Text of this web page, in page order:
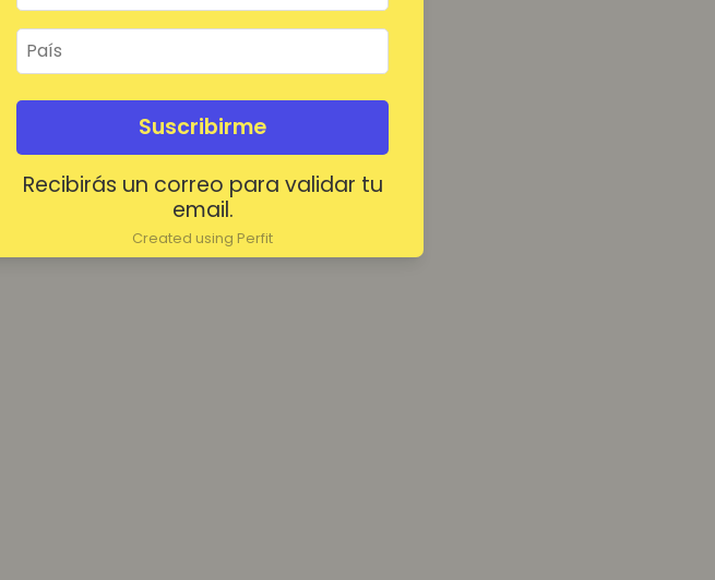
Suscribirme
Recibirás un correo para validar tu
email.
Created using Perfit
¿Contraseña olvidada?